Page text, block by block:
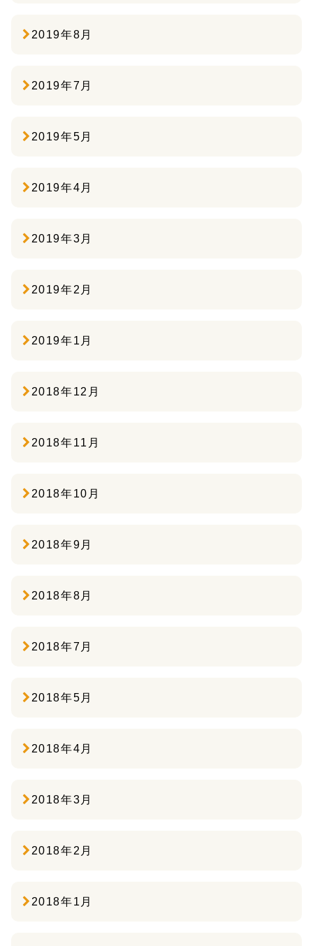
2019年8月
2019年7月
2019年5月
2019年4月
2019年3月
2019年2月
2019年1月
2018年12月
2018年11月
2018年10月
2018年9月
2018年8月
2018年7月
2018年5月
2018年4月
2018年3月
2018年2月
2018年1月